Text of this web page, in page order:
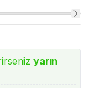
yarın